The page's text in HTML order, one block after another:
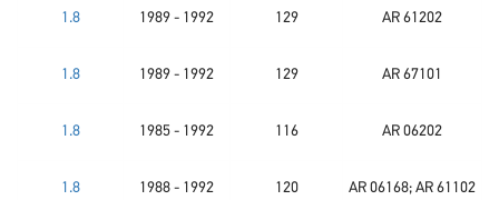
1.8 1989 - 1992 129 AR 61202
1.8 1989 - 1992 129 AR 67101
1.8 1985 - 1992 116 AR 06202
1.8 1988 - 1992 120 AR 06168; AR 61102